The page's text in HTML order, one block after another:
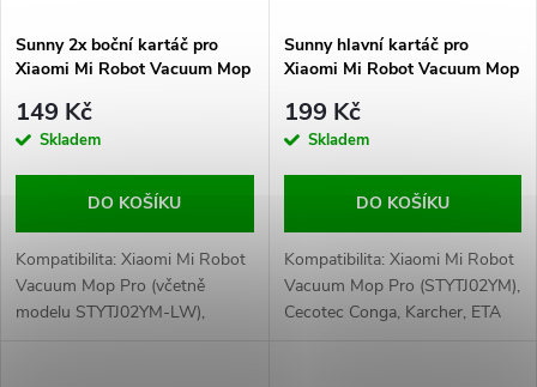
p
r
o
d
u
s
p
r
o
d
u
Sunny 2x boční kartáč pro
Xiaomi Mi Robot Vacuum Mop
Conga / Sencor
149 Kč
Skladem
DO KOŠÍKU
Kompatibilita: Xiaomi Mi Robot
Vacuum Mop Pro (včetně
modelu STYTJ02YM-LW),
Sunny hlavní kartáč pro
Xiaomi Mi Robot Vacuum Mop
Eta / Karcher
199 Kč
Skladem
DO KOŠÍKU
Kompatibilita: Xiaomi Mi Robot
Vacuum Mop Pro (STYTJ02YM),
Cecotec Conga, Karcher, ETA